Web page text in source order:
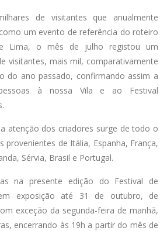
de visitantes que anualmente
um evento de referência do roteiro
Lima, o mês de julho registou um
visitantes, mais mil, comparativamente
do ano passado, confirmando assim a
à nossa Vila e ao Festival
atenção dos criadores surge de todo o
de Itália, Espanha, França,
Sérvia, Brasil e Portugal.
na presente edição do Festival de
exposição até 31 de outubro, de
exceção da segunda-feira de manhã,
encerrando às 19h a partir do mês de